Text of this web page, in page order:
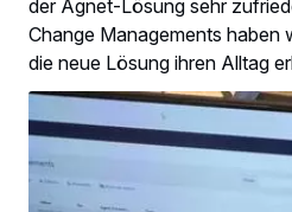
der Agnet-Lösung sehr
Change Managements haben
die neue Lösung ihren Alltag